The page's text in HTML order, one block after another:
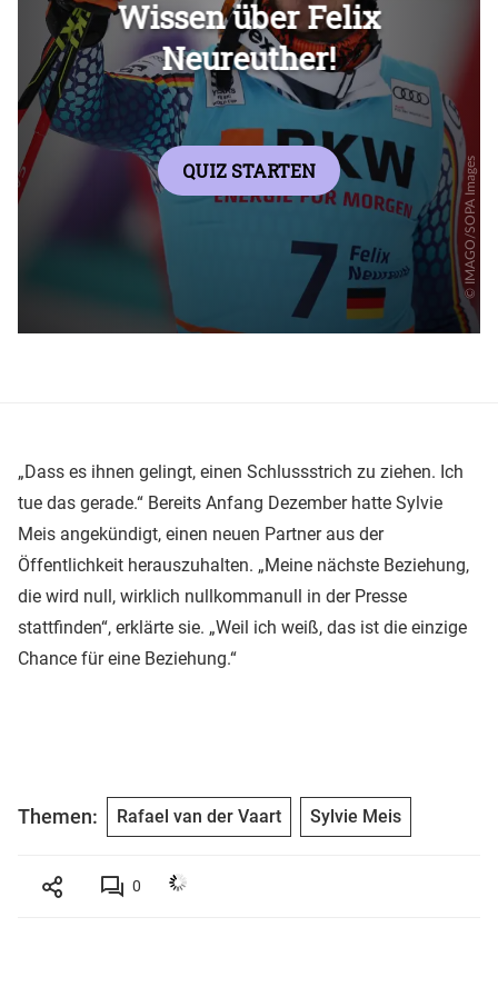
Überspringen
„Dass es ihnen gelingt, einen Schlussstrich zu ziehen. Ich
tue das gerade.“ Bereits Anfang Dezember hatte Sylvie
Meis angekündigt, einen neuen Partner aus der
Öffentlichkeit herauszuhalten. „Meine nächste Beziehung,
die wird null, wirklich nullkommanull in der Presse
stattfinden“, erklärte sie. „Weil ich weiß, das ist die einzige
Chance für eine Beziehung.“
Themen: Rafael van der Vaart Sylvie Meis
0